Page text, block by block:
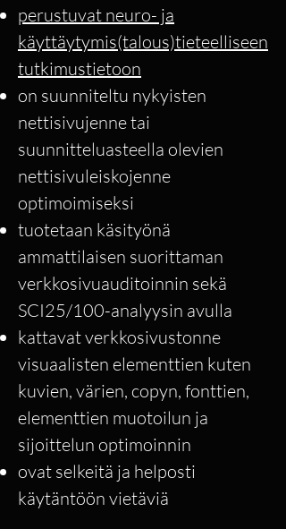
perustuvat neuro- ja
käyttäytymis(talous)tieteelliseen
tutkimustietoon
on suunniteltu nykyisten
nettisivujenne tai
suunnitteluasteella olevien
nettisivuleiskojenne
optimoimiseksi
tuotetaan käsityönä
ammattilaisen suorittaman
verkkosivuauditoinnin sekä
SCI25/100-analyysin avulla
kattavat verkkosivustonne
visuaalisten elementtien kuten
kuvien, värien, copyn, fonttien,
elementtien muotoilun ja
sijoittelun optimoinnin
ovat selkeitä ja helposti
käytäntöön vietäviä